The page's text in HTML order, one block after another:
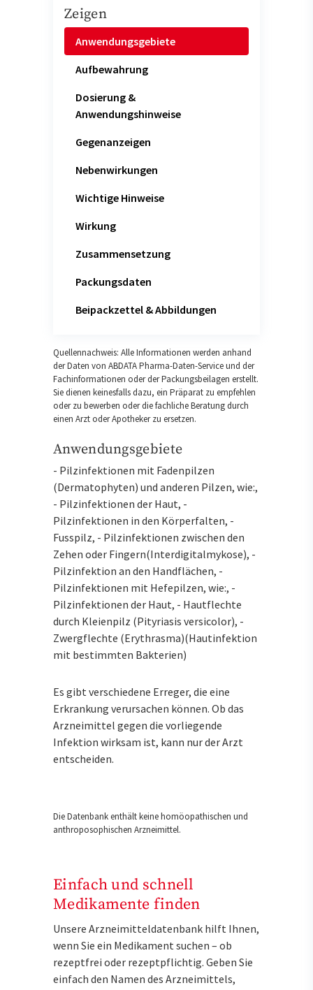
Zeigen
Anwendungsgebiete
Aufbewahrung
Dosierung &
Anwendungshinweise
Gegenanzeigen
Nebenwirkungen
Wichtige Hinweise
Wirkung
Zusammensetzung
Packungsdaten
Beipackzettel & Abbildungen
Quellennachweis: Alle Informationen werden anhand
der Daten von ABDATA Pharma-Daten-Service und der
Fachinformationen oder der Packungsbeilagen erstellt.
Sie dienen keinesfalls dazu, ein Präparat zu empfehlen
oder zu bewerben oder die fachliche Beratung durch
einen Arzt oder Apotheker zu ersetzen.
Anwendungsgebiete
- Pilzinfektionen mit Fadenpilzen
(Dermatophyten) und anderen Pilzen, wie:,
- Pilzinfektionen der Haut, -
Pilzinfektionen in den Körperfalten, -
Fusspilz, - Pilzinfektionen zwischen den
Zehen oder Fingern(Interdigitalmykose), -
Pilzinfektion an den Handflächen, -
Pilzinfektionen mit Hefepilzen, wie:, -
Pilzinfektionen der Haut, - Hautflechte
durch Kleienpilz (Pityriasis versicolor), -
Zwergflechte (Erythrasma)(Hautinfektion
mit bestimmten Bakterien)
Es gibt verschiedene Erreger, die eine
Erkrankung verursachen können. Ob das
Arzneimittel gegen die vorliegende
Infektion wirksam ist, kann nur der Arzt
entscheiden.
Die Datenbank enthält keine homöopathischen und
anthroposophischen Arzneimittel.
Einfach und schnell
Medikamente finden
Unsere Arzneimitteldatenbank hilft Ihnen,
wenn Sie ein Medikament suchen – ob
rezeptfrei oder rezeptpflichtig. Geben Sie
einfach den Namen des Arzneimittels,